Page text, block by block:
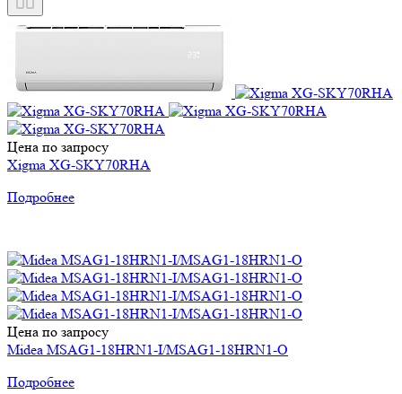
Цена по запросу
Xigma XG-SKY70RHA
Подробнее
Цена по запросу
Midea MSAG1-18HRN1-I/MSAG1-18HRN1-O
Подробнее